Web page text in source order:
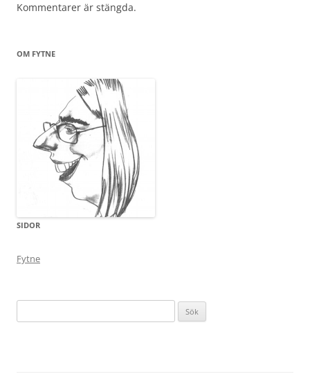
Kommentarer är stängda.
OM FYTNE
SIDOR
Fytne
efter: